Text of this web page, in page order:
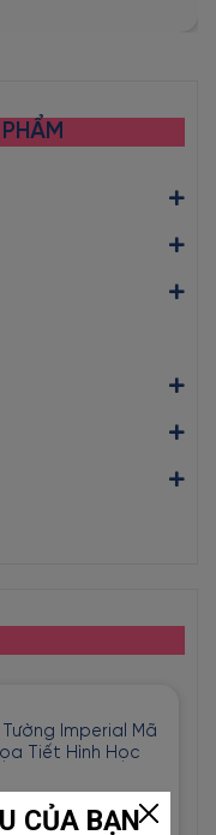
Imperial Mã
Tiết Hình Học